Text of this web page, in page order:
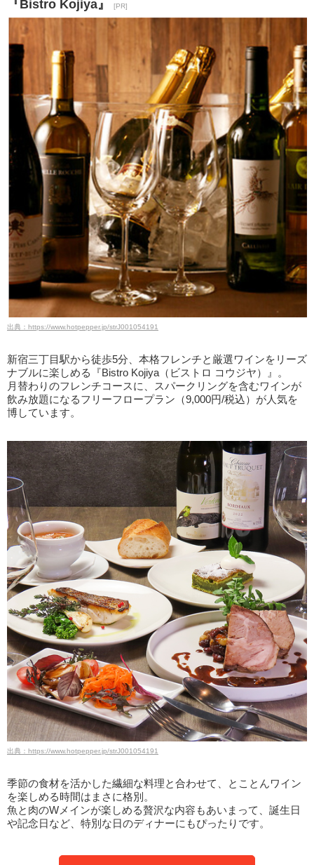
『Bistro Kojiya』 [PR]
出典：https://www.hotpepper.jp/strJ001054191
新宿三丁目駅から徒歩5分、本格フレンチと厳選ワインをリーズ
ナブルに楽しめる『Bistro Kojiya（ビストロ コウジヤ）』。
月替わりのフレンチコースに、スパークリングを含むワインが
飲み放題になるフリーフロープラン（9,000円/税込）が人気を
博しています。
出典：https://www.hotpepper.jp/strJ001054191
季節の食材を活かした繊細な料理と合わせて、とことんワイン
を楽しめる時間はまさに格別。
魚と肉のWメインが楽しめる贅沢な内容もあいまって、誕生日
や記念日など、特別な日のディナーにもぴったりです。